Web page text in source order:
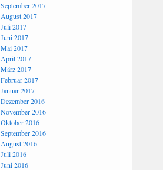
September 2017
August 2017
Juli 2017
Juni 2017
Mai 2017
April 2017
März 2017
Februar 2017
Januar 2017
Dezember 2016
November 2016
Oktober 2016
September 2016
August 2016
Juli 2016
Juni 2016